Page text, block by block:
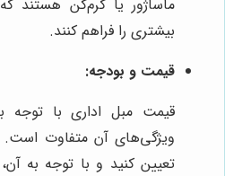
ماساژور یا گرم‌کن هستند
بیشتری را فراهم کنند.
قیمت و بودجه:
قیمت مبل اداری با توجه
ویژگی‌های آن متفاوت است.
تعیین کنید و با توجه به